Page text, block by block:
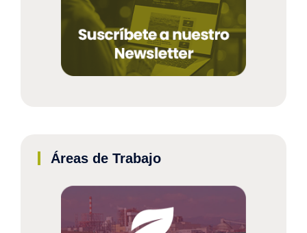
Áreas de Trabajo